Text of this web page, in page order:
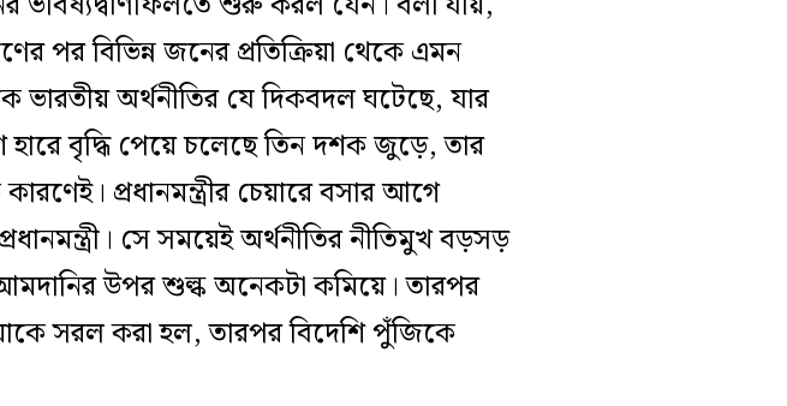
পর বিভিন্ন জনের প্রতিক্রিয়া থেকে এমন
অর্থনীতির যে দিকবদল ঘটেছে, যার
বৃদ্ধি পেয়ে চলেছে তিন দশক জুড়ে, তার
প্রধানমন্ত্রীর চেয়ারে বসার আগে
সে সময়েই অর্থনীতির নীতিমুখবড়সড়
আমদানির উপর শুল্ক অনেকটা কমিয়ে। তারপর
সরল করা হল, তারপর বিদেশি পুঁজিকে